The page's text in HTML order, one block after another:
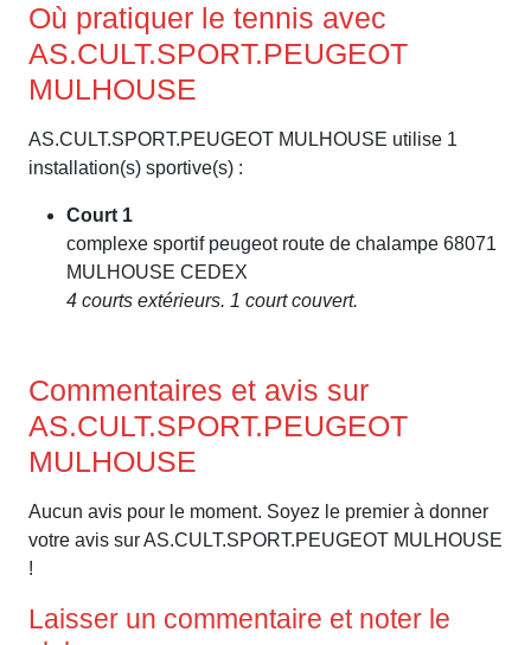
Où pratiquer le tennis avec
AS.CULT.SPORT.PEUGEOT
MULHOUSE
AS.CULT.SPORT.PEUGEOT MULHOUSE utilise 1
installation(s) sportive(s) :
Court 1
complexe sportif peugeot route de chalampe 68071
MULHOUSE CEDEX
4 courts extérieurs. 1 court couvert.
Commentaires et avis sur
AS.CULT.SPORT.PEUGEOT
MULHOUSE
Aucun avis pour le moment. Soyez le premier à donner
votre avis sur AS.CULT.SPORT.PEUGEOT MULHOUSE
!
Laisser un commentaire et noter le